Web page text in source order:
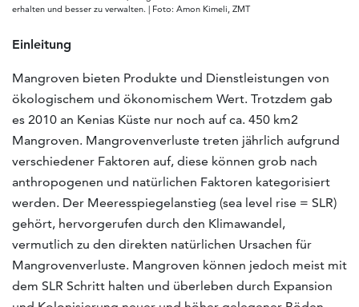
erhalten und besser zu verwalten. | Foto: Amon Kimeli, ZMT
Einleitung
Mangroven bieten Produkte und Dienstleistungen von
ökologischem und ökonomischem Wert. Trotzdem gab
es 2010 an Kenias Küste nur noch auf ca. 450 km2
Mangroven. Mangrovenverluste treten jährlich aufgrund
verschiedener Faktoren auf, diese können grob nach
anthropogenen und natürlichen Faktoren kategorisiert
werden. Der Meeresspiegelanstieg (sea level rise = SLR)
gehört, hervorgerufen durch den Klimawandel,
vermutlich zu den direkten natürlichen Ursachen für
Mangrovenverluste. Mangroven können jedoch meist mit
dem SLR Schritt halten und überleben durch Expansion